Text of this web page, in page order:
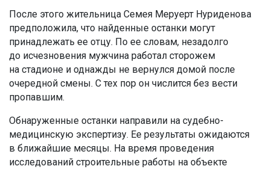
После этого жительница Семея Меруерт Нуриденова
предположила, что найденные останки могут
принадлежать ее отцу. По ее словам, незадолго
до исчезновения мужчина работал сторожем
на стадионе и однажды не вернулся домой после
очередной смены. С тех пор он числится без вести
пропавшим.
Обнаруженные останки направили на судебно-
медицинскую экспертизу. Ее результаты ожидаются
в ближайшие месяцы. На время проведения
исследований строительные работы на объекте